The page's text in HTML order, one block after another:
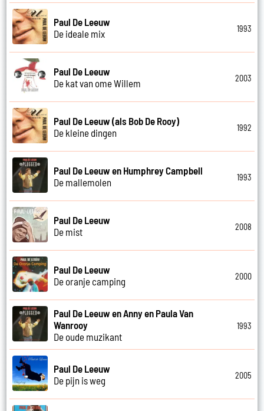
Paul De Leeuw
De ideale mix
1993
Paul De Leeuw
De kat van ome Willem
2003
Paul De Leeuw (als Bob De Rooy)
De kleine dingen
1992
Paul De Leeuw en Humphrey Campbell
De mallemolen
1993
Paul De Leeuw
De mist
2008
Paul De Leeuw
De oranje camping
2000
Paul De Leeuw en Anny en Paula Van
Wanrooy
De oude muzikant
1993
Paul De Leeuw
De pijn is weg
2005